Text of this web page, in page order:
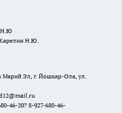
Н.Ю
Карелин Н.Ю.
Марий Эл, г. Йошкар-Ола, ул.
46-20? 8-927-680-46-